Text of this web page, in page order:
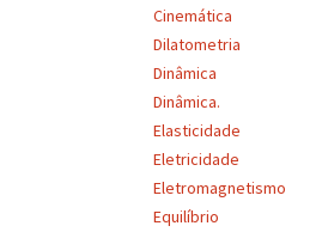
Cinemática
Dilatometria
Dinâmica
Dinâmica.
Elasticidade
Eletricidade
Eletromagnetismo
Equilíbrio